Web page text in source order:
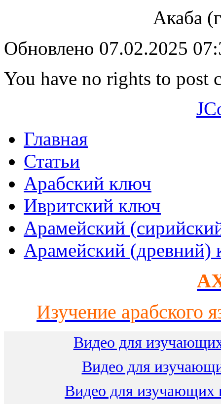
Акаба
Обновлено 07.02.2025
You have no rights to post
Главная
Статьи
Арабский ключ
Ивритский ключ
Арамейский
Арамейский (древний)
Изучение арабского
Видео для
Видео для
Видео для изучающих